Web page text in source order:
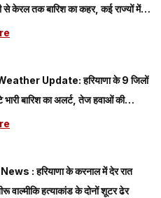
से केरल तक बारिश का कहर, कई राज्यों में
स्थिति, IMD ने जारी किया बड़ा अपडेट
Update: हरियाणा के 9 जिलों
बारिश का अलर्ट, तेज हवाओं की
: हरियाणा के करनाल में देर रात
वाल्मीकि हत्याकांड के दोनों शूटर ढेर